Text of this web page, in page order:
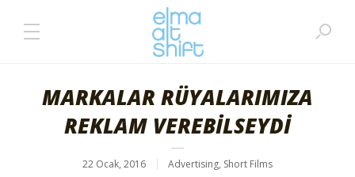
MARKALAR RÜYALARIMIZA
REKLAM VEREBİLSEYDİ
22 Ocak, 2016 Advertising, Short Films